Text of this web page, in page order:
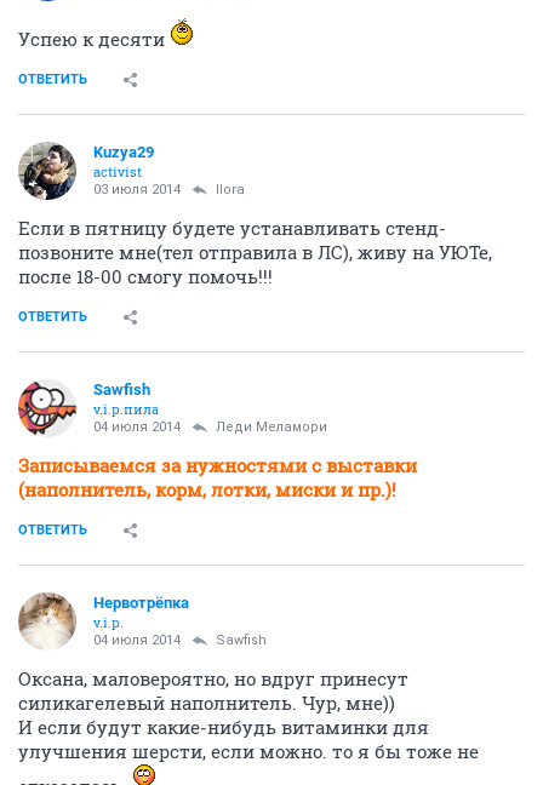
Успею к десяти
ОТВЕТИТЬ
Kuzya29
activist
03 июля 2014 Ilora
Если в пятницу будете устанавливать стенд-
позвоните мне(тел отправила в ЛС), живу на УЮТе,
после 18-00 смогу помочь!!!
ОТВЕТИТЬ
Sawfish
v.i.p.пила
04 июля 2014 Леди Меламори
Записываемся за нужностями с выставки
(наполнитель, корм, лотки, миски и пр.)!
ОТВЕТИТЬ
Нервотрёпка
v.i.p.
04 июля 2014 Sawfish
Оксана, маловероятно, но вдруг принесут
силикагелевый наполнитель. Чур, мне))
И если будут какие-нибудь витаминки для
улучшения шерсти, если можно. то я бы тоже не